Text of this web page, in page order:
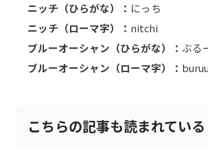
ニッチ（ひらがな）： にっち
ニッチ（ローマ字）： nitchi
ブルーオーシャン（ひらがな）： ぶる
ブルーオーシャン（ローマ字）：
こちらの記事も読まれている